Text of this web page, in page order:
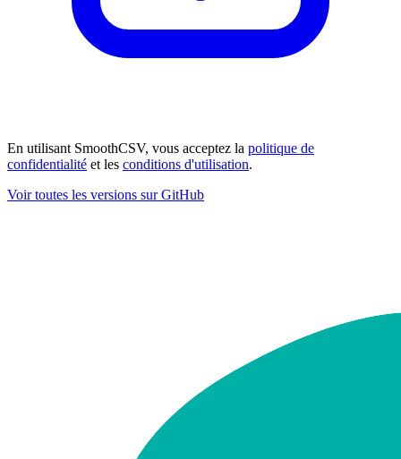
En utilisant SmoothCSV, vous acceptez la politique de
confidentialité et les conditions d'utilisation.
Voir toutes les versions sur GitHub